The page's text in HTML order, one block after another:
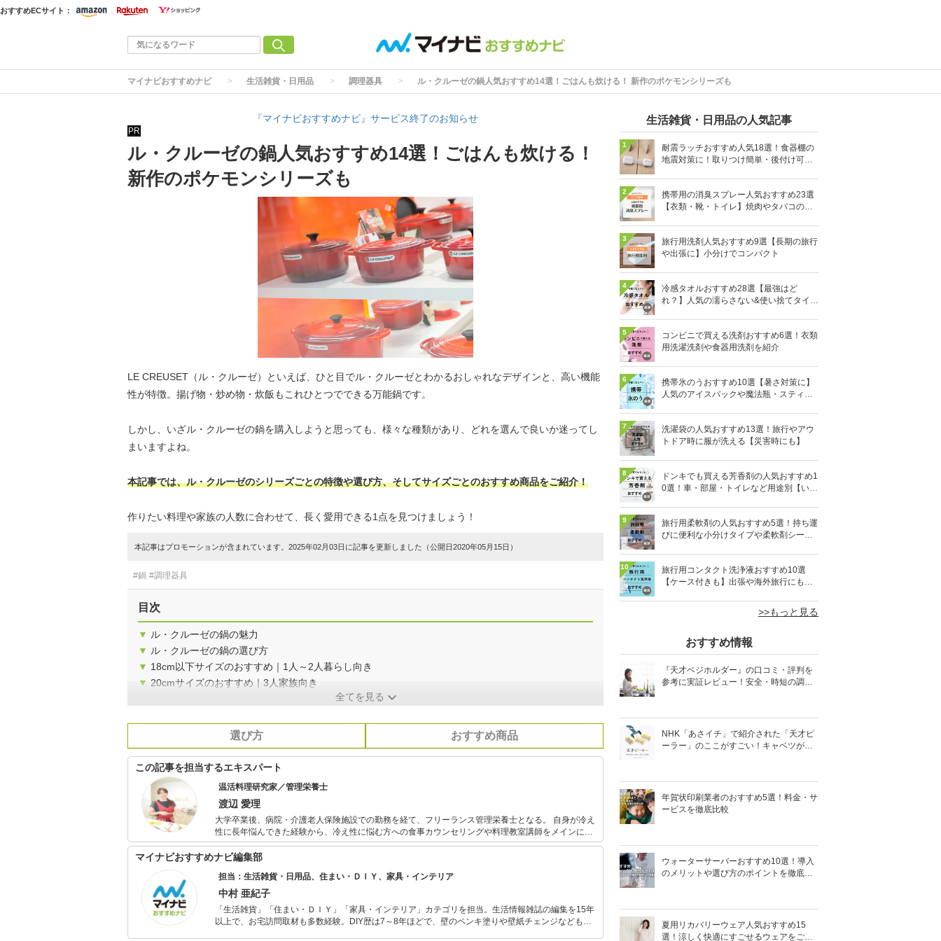
おすすめECサイト：
マイナビおすすめナビ 生活雑貨・日用品 調理器具 ル・クルーゼの鍋人気おすすめ14選！ごはんも炊ける！ 新作のポケモンシリーズも
『マイナビおすすめナビ』サービス終了のお知らせ
PR
ル・クルーゼの鍋人気おすすめ14選！ごはんも炊ける！
新作のポケモンシリーズも
LE CREUSET（ル・クルーゼ）といえば、ひと目でル・クルーゼとわかるおしゃれなデザインと、高い機能
性が特徴。揚げ物・炒め物・炊飯もこれひとつでできる万能鍋です。
しかし、いざル・クルーゼの鍋を購入しようと思っても、様々な種類があり、どれを選んで良いか迷ってし
まいますよね。
本記事では、ル・クルーゼのシリーズごとの特徴や選び方、そしてサイズごとのおすすめ商品をご紹介！
作りたい料理や家族の人数に合わせて、長く愛用できる1点を見つけましょう！
本記事はプロモーションが含まれています。2025年02月03日に記事を更新しました（公開日2020年05月15日）
#鍋 #調理器具
目次
▼ ル・クルーゼの鍋の魅力
▼ ル・クルーゼの鍋の選び方
▼ 18cm以下サイズのおすすめ｜1人～2人暮らし向き
▼ 20cmサイズのおすすめ｜3人家族向き
全てを見る
選び方 おすすめ商品
この記事を担当するエキスパート
温活料理研究家／管理栄養士
渡辺 愛理
大学卒業後、病院・介護老人保険施設での勤務を経て、フリーランス管理栄養士となる。 自身が冷え
性に長年悩んできた経験から、冷え性に悩む方への食事カウンセリングや料理教室講師をメインに、
その他レシピ開発やコラム執筆、栄養士さん向けWebライター講座を行っている。
マイナビおすすめナビ編集部
担当：生活雑貨・日用品、住まい・ＤＩＹ、家具・インテリア
中村 亜紀子
「生活雑貨」「住まい・ＤＩＹ」「家具・インテリア」カテゴリを担当。生活情報雑誌の編集を15年
以上で、お宅訪問取材も多数経験。DIY歴は7～8年ほどで、壁のペンキ塗りや壁紙チェンジなどもチ
生活雑貨・日用品の人気記事
1
耐震ラッチおすすめ人気18選！食器棚の
地震対策に！取りつけ簡単・後付け可能
2
携帯用の消臭スプレー人気おすすめ23選
【衣類・靴・トイレ】焼肉やタバコのニ
3
旅行用洗剤人気おすすめ9選【長期の旅行
や出張に】小分けでコンパクト
4
冷感タオルおすすめ28選【最強はど
れ？】人気の濡らさない&使い捨てタイプ
5
コンビニで買える洗剤おすすめ6選！衣類
用洗濯洗剤や食器用洗剤を紹介
6
携帯氷のうおすすめ10選【暑さ対策に】
人気のアイスパックや魔法瓶・スティッ
7
洗濯袋の人気おすすめ13選！旅行やアウ
トドア時に服が洗える【災害時にも】
8
ドンキでも買える芳香剤の人気おすすめ1
0選！車・部屋・トイレなど用途別【いい
9
旅行用柔軟剤の人気おすすめ5選！持ち運
びに便利な小分けタイプや柔軟剤シート
10
旅行用コンタクト洗浄液おすすめ10選
【ケース付きも】出張や海外旅行にも便
>>もっと見る
おすすめ情報
『天才ベジホルダー』の口コミ・評判を
参考に実証レビュー！安全・時短の調理
NHK「あさイチ」で紹介された「天才ピ
ーラー」のここがすごい！キャベツがほ
年賀状印刷業者のおすすめ5選！料金・サ
ービスを徹底比較
ウォーターサーバーおすすめ10選！導入
のメリットや選び方のポイントを徹底解
夏用リカバリーウェア人気おすすめ15
選！涼しく快適にすごせるウェアをご紹